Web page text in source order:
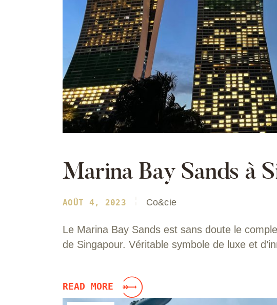
Marina Bay Sands à
AOÛT 4, 2023 Co&cie
Le Marina Bay Sands est sans doute le
de Singapour. Véritable symbole de luxe et
READ MORE